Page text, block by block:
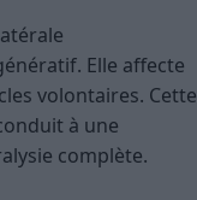
Elle affecte
volontaires. Cette
à une
complète.